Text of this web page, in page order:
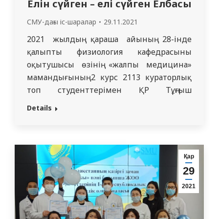
Елін сүйген – елі сүйген Елбасы
СМУ-дағы іс-шаралар 29.11.2021
2021 жылдың қараша айының 28-інде
қалыпты физиология кафедрасының
оқытушысы өзінің «жалпы медицина»
мамандығының 2 курс 2113 кураторлық
топ студенттерімен ҚР Тұңғыш
Президенті күніне орай «Елін сүйген –
президенті Нұрсұлтан Әбішұлы
Назарбаевтың өмір жолы, жүргізген
саясаты туралы мағлұматты білу, жастар
жүрегінде Отанын,…
Details
Қар
29
2021